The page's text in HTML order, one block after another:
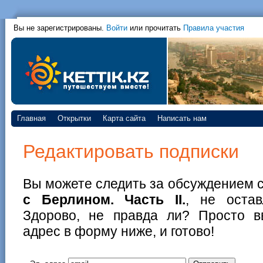
Вы не зарегистрированы. Войти или прочитать Правила участия
Главная Открытки Карта сайта Написать нам
Редактировать подписки
Вы можете следить за обсуждением
с Берлином. Часть II., не
Здорово, не правда ли? Просто
адрес в форму ниже, и готово!